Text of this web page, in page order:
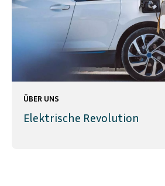
ÜBER UNS
Elektrische Revolution